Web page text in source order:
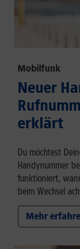
Mobilfunk
Neuer
erklärt
Du möchtest
Handynummer
funktioniert,
beim Wechsel
Mehr